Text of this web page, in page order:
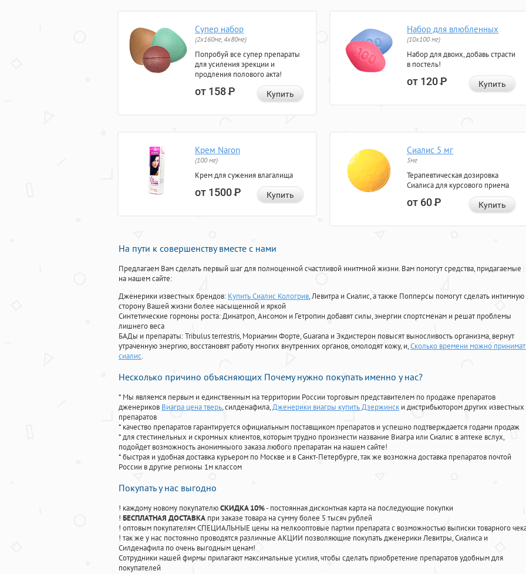
Супер набор
(2х160мг, 4х80мг)
Попробуй все супер препараты
для усиления эрекции и
продления полового акта!
от 158Р Купить
Набор для влюбленных
(10х100 мг)
Набор для двоих, добавь страсти
в постель!
от 120Р Купить
Крем Naron
(100 мг)
Крем для сужения влагалища
от 1500Р Купить
Сиалис 5 мг
5мг
Терапевтическая дозировка
Сиалиса для курсового приема
от 60Р Купить
На пути к совершенству вместе с нами
Предлагаем Вам сделать первый шаг для полноценной счастливой инитмной жизни. Вам помогут средства, придагаемые
на нашем сайте:
Дженерики известных брендов: Купить Сиалис Кологрив, Левитра и Сиалис, а также Попперсы помогут сделать интимную
сторону Вашей жизни более насыщенной и яркой
Синтетические гормоны роста: Динатроп, Ансомон и Гетропин добавят силы, энергии спортсменам и решат проблемы
лишнего веса
БАДы и препараты:Tribulus terrestris, Мориамин Форте, Guarana и Экдистерон повысят выносливость организма, вернут
утраченную энергию, восстановят работу многих внутренних органов, омолодят кожу, и,Сколько времени можно
сиалис.
Несколько причино объясняющих Почему нужно покупать именно у нас?
* Мы являемся первым и единственным на территории России торговым представителем по продаже препаратов
дженериков Виагра цена тверь, силденафила,Дженерики виагры купить Дзержинск и дистрибьютором других известных
препаратов
* качество препаратов гарантируется официальным поставщиком препаратов и успешно подтверждается годами продаж
* для стестинельных и скромных клиентов, которым трудно произнести название Виагра или Сиалис в аптеке вслух,
подойдет возможность анонимныого заказа любого препаратан на нашем сайте!
* быстрая и удобная доставка курьером по Москве и в Санкт-Петербурге, так же возможна доставка препаратов почтой
России в другие регионы 1м классом
Покупать у нас выгодно
! каждому новому покупателюСКИДКА 10%- постоянная дисконтная карта на последующие покупки
! БЕСПЛАТНАЯ ДОСТАВКА при заказе товара на сумму более 5 тысяч рублей
! оптовым покупателям СПЕЦИАЛЬНЫЕ цены на мелкооптовые партии препарата с возможностью выписки товарного
! так же у нас постоянно проводятся различные АКЦИИ позволяющие покупать дженерики Левитры, Сиалиса и
Силденафила по очень выгодным ценам!
Cотрудники нашей фирмы прилагают максимальные усилия, чтобы сделать приобретение препаратов удобным для
покупателей